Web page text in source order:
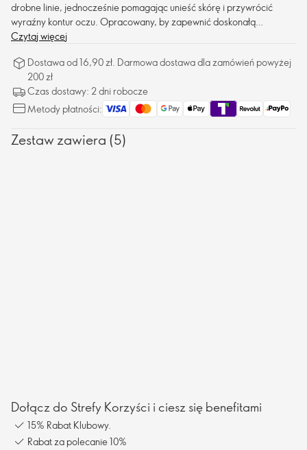
drobne linie, jednocześnie pomagając unieść skórę i przywrócić
wyraźny kontur oczu. Opracowany, by zapewnić doskonałą
skuteczność i efekt w postaci gładkiej, ujędrnionej skóry.
Czytaj więcej
Dostawa od 16,90 zł. Darmowa dostawa dla zamówień powyżej
200 zł
Czas dostawy: 2 dni robocze
Metody płatności:
Zestaw zawiera (5)
Dołącz do Strefy Korzyści i ciesz się benefitami
15% Rabat Klubowy.
Rabat za polecanie 10%